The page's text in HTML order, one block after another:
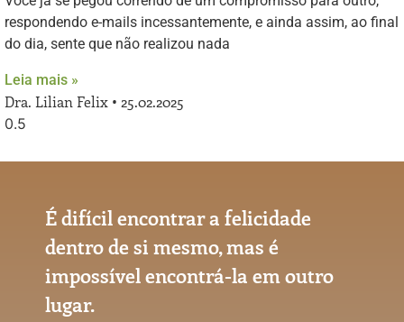
respondendo e-mails incessantemente, e ainda assim, ao final
do dia, sente que não realizou nada
Leia mais »
Dra. Lilian Felix 25.02.2025
É difícil encontrar a felicidade
dentro de si mesmo, mas é
impossível encontrá-la em outro
lugar.